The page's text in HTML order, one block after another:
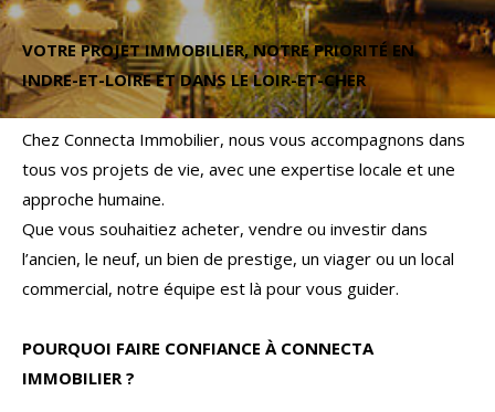
VOTRE PROJET IMMOBILIER, NOTRE PRIORITÉ EN
INDRE-ET-LOIRE ET DANS LE LOIR-ET-CHER
Chez Connecta Immobilier, nous vous accompagnons dans
tous vos projets de vie, avec une expertise locale et une
approche humaine.
Que vous souhaitiez acheter, vendre ou investir dans
l’ancien, le neuf, un bien de prestige, un viager ou un local
commercial, notre équipe est là pour vous guider.
POURQUOI FAIRE CONFIANCE À CONNECTA
IMMOBILIER ?
Budget
Budget
Surface
Surface
Pièces
Pièces
Référence
AFFINER LES CRITÈRES